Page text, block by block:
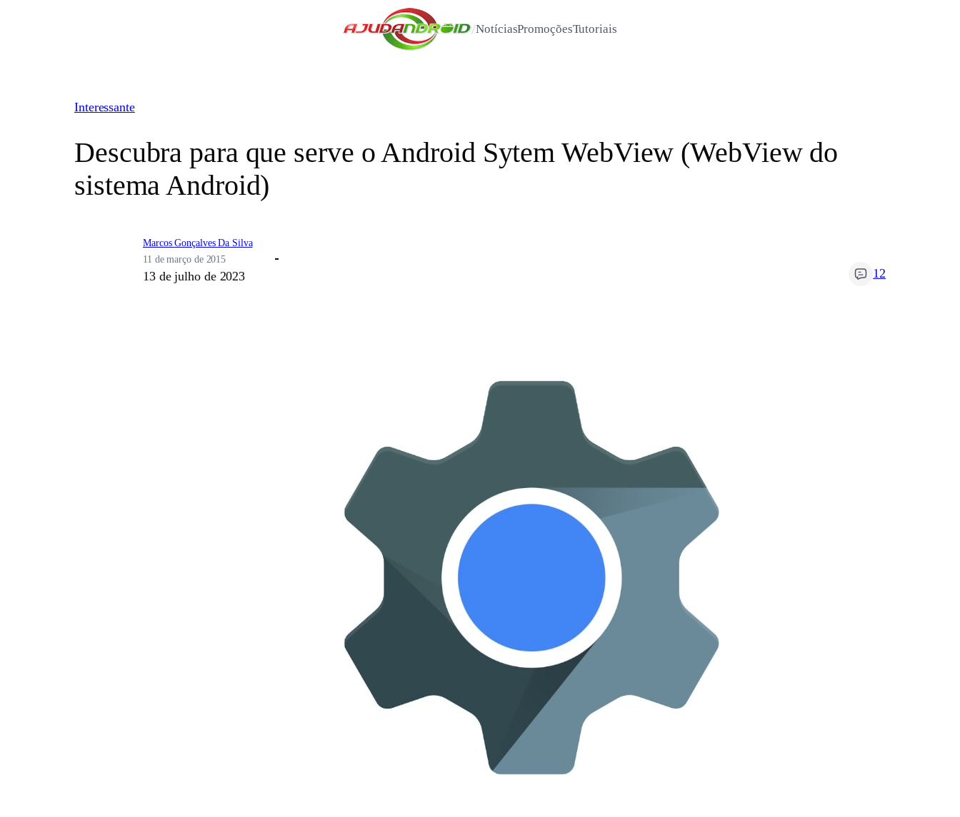
/NotíciasPromoçõesTutoriais
Interessante
Descubra para que serve o Android Sytem WebView (WebView do
sistema Android)
Marcos Gonçalves Da Silva
11 de março de 2015
13 de julho de 2023 12